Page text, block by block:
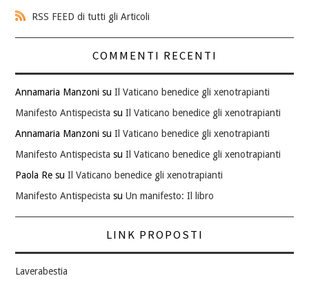
RSS FEED di tutti gli Articoli
COMMENTI RECENTI
Annamaria Manzoni suIl Vaticano benedice gli xenotrapianti
Manifesto Antispecista suIl Vaticano benedice gli xenotrapianti
Annamaria Manzoni suIl Vaticano benedice gli xenotrapianti
Manifesto Antispecista suIl Vaticano benedice gli xenotrapianti
Paola Re suIl Vaticano benedice gli xenotrapianti
Manifesto Antispecista suUn manifesto: Il libro
LINK PROPOSTI
Laverabestia